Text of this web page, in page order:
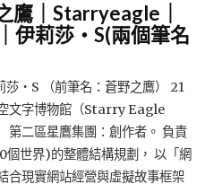
鷹｜Starryeagle｜
伊莉莎・S(兩個筆名
・S （前筆名：蒼野之鷹） 21
文字博物館（Starry Eagle
二區星鷹集團：創作者。 負責
個世界)的整體結構規劃， 以「網
合現實網站經營與虛擬故事框架